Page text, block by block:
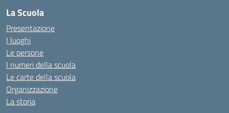
La Scuola
Presentazione
I luoghi
Le persone
I numeri della scuola
Le carte della scuola
Organizzazione
La storia